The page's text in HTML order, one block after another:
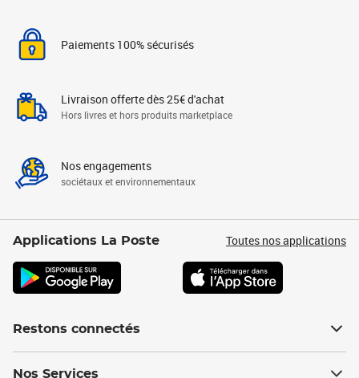
Paiements 100% sécurisés
Livraison offerte dès 25€ d'achat
Hors livres et hors produits marketplace
Nos engagements
sociétaux et environnementaux
Applications La Poste Toutes nos applications
Restons connectés
Nos Services